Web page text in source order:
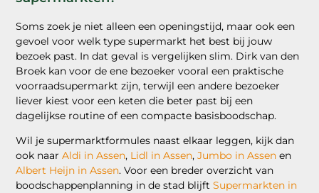
Soms zoek je niet alleen een openingstijd, maar ook een
gevoel voor welk type supermarkt het best bij jouw
bezoek past. In dat geval is vergelijken slim. Dirk van den
Broek kan voor de ene bezoeker vooral een praktische
voorraadsupermarkt zijn, terwijl een andere bezoeker
liever kiest voor een keten die beter past bij een
dagelijkse routine of een compacte basisboodschap.
Wil je supermarktformules naast elkaar leggen, kijk dan
ook naarAldi in Assen, Lidl in Assen,Jumbo in Assen en
Albert Heijn in Assen. Voor een breder overzicht van
boodschappenplanning in de stad blijftSupermarkten in